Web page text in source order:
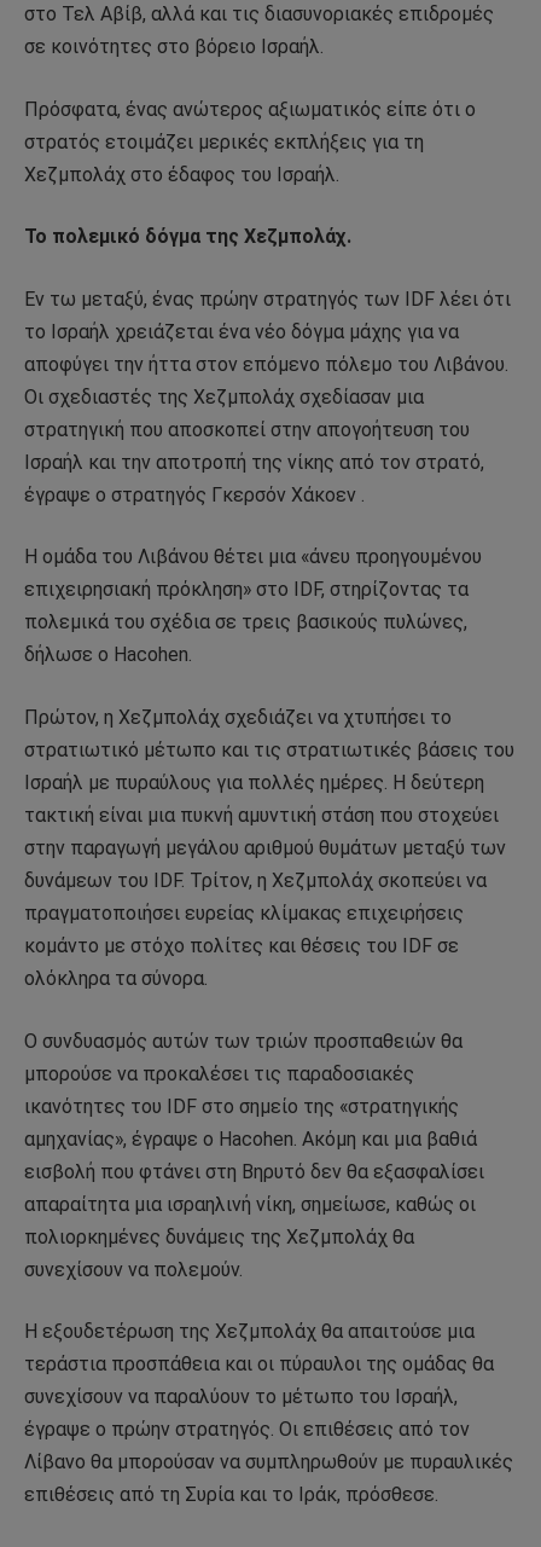
στο Τελ Αβίβ, αλλά και τις διασυνοριακές επιδρομές
σε κοινότητες στο βόρειο Ισραήλ.
Πρόσφατα, ένας ανώτερος αξιωματικός είπε ότι ο
στρατός ετοιμάζει μερικές εκπλήξεις για τη
Χεζμπολάχ στο έδαφος του Ισραήλ.
Το πολεμικό δόγμα της Χεζμπολάχ.
Εν τω μεταξύ, ένας πρώην στρατηγός των IDF λέει ότι
το Ισραήλ χρειάζεται ένα νέο δόγμα μάχης για να
αποφύγει την ήττα στον επόμενο πόλεμο του Λιβάνου.
Οι σχεδιαστές της Χεζμπολάχ σχεδίασαν μια
στρατηγική που αποσκοπεί στην απογοήτευση του
Ισραήλ και την αποτροπή της νίκης από τον στρατό,
έγραψε ο στρατηγός Γκερσόν Χάκοεν .
Η ομάδα του Λιβάνου θέτει μια «άνευ προηγουμένου
επιχειρησιακή πρόκληση» στο IDF, στηρίζοντας τα
πολεμικά του σχέδια σε τρεις βασικούς πυλώνες,
δήλωσε ο Hacohen.
Πρώτον, η Χεζμπολάχ σχεδιάζει να χτυπήσει το
στρατιωτικό μέτωπο και τις στρατιωτικές βάσεις του
Ισραήλ με πυραύλους για πολλές ημέρες. Η δεύτερη
τακτική είναι μια πυκνή αμυντική στάση που στοχεύει
στην παραγωγή μεγάλου αριθμού θυμάτων μεταξύ των
δυνάμεων του IDF. Τρίτον, η Χεζμπολάχ σκοπεύει να
πραγματοποιήσει ευρείας κλίμακας επιχειρήσεις
κομάντο με στόχο πολίτες και θέσεις του IDF σε
ολόκληρα τα σύνορα.
Ο συνδυασμός αυτών των τριών προσπαθειών θα
μπορούσε να προκαλέσει τις παραδοσιακές
ικανότητες του IDF στο σημείο της «στρατηγικής
αμηχανίας», έγραψε ο Hacohen. Ακόμη και μια βαθιά
εισβολή που φτάνει στη Βηρυτό δεν θα εξασφαλίσει
απαραίτητα μια ισραηλινή νίκη, σημείωσε, καθώς οι
πολιορκημένες δυνάμεις της Χεζμπολάχ θα
συνεχίσουν να πολεμούν.
Η εξουδετέρωση της Χεζμπολάχ θα απαιτούσε μια
τεράστια προσπάθεια και οι πύραυλοι της ομάδας θα
συνεχίσουν να παραλύουν το μέτωπο του Ισραήλ,
έγραψε ο πρώην στρατηγός. Οι επιθέσεις από τον
Λίβανο θα μπορούσαν να συμπληρωθούν με πυραυλικές
επιθέσεις από τη Συρία και το Ιράκ, πρόσθεσε.